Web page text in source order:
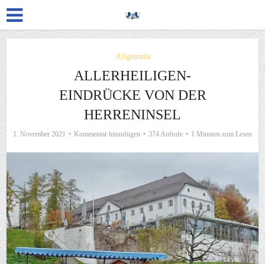
Allgemein
ALLERHEILIGEN-
EINDRÜCKE VON DER
HERRENINSEL
1. November 2021 Kommentar hinzufügen 374 Aufrufe 1 Minuten zum Lesen